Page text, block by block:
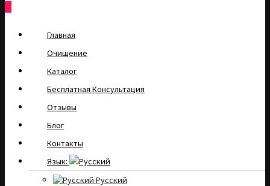
Главная
Очищение
Каталог
Бесплатная Консультация
Отзывы
Блог
Контакты
Язык:
Русский